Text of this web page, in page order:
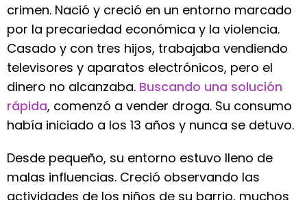
crimen. Nació y creció en un entorno marcado
por la precariedad económica y la violencia.
Casado y con tres hijos, trabajaba vendiendo
televisores y aparatos electrónicos, pero el
dinero no alcanzaba. Buscando una solución
rápida, comenzó a vender droga. Su consumo
había iniciado a los 13 años y nunca se detuvo.
Desde pequeño, su entorno estuvo lleno de
malas influencias. Creció observando las
actividades de los niños de su barrio, muchos